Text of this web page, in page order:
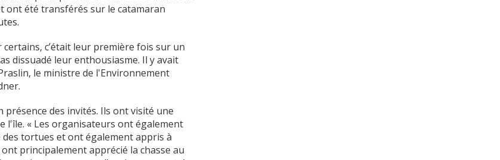
ont été transférés sur le catamaran
c’était leur première fois sur un
dissuadé leur enthousiasme. Il y avait
le ministre de l'Environnement
des invités. Ils ont visité une
l'île. « Les organisateurs ont également
tortues et ont également appris à
principalement apprécié la chasse au